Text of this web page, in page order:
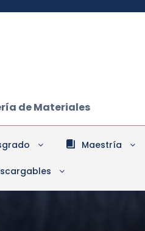
de Materiales
Maestría